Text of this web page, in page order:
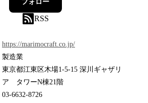
フォロー
RSS
https://marimocraft.co.jp/
製造業
東京都江東区木場1-5-15 深川ギャザリ
ア タワーN棟21階
03-6632-8726